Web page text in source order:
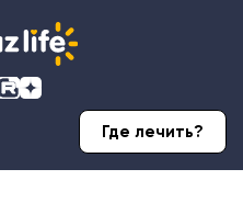
Где лечить?